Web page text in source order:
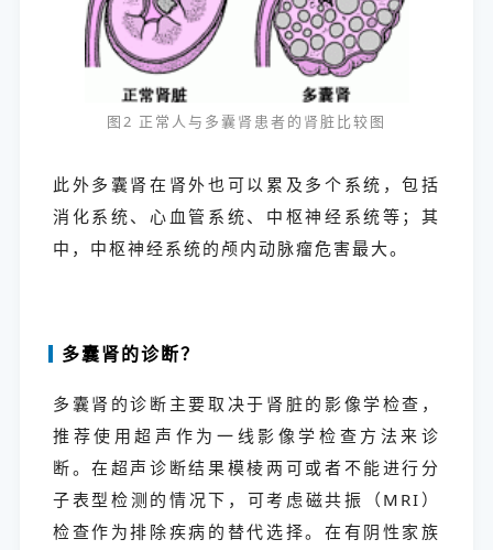
图2 正常人与多囊肾患者的肾脏比较图
此外多囊肾在肾外也可以累及多个系统，包括
消化系统、心血管系统、中枢神经系统等；其
中，中枢神经系统的颅内动脉瘤危害最大。
多囊肾的诊断？
多囊肾的诊断主要取决于肾脏的影像学检查，
推荐使用超声作为一线影像学检查方法来诊
断。在超声诊断结果模棱两可或者不能进行分
子表型检测的情况下，可考虑磁共振（MRI）
检查作为排除疾病的替代选择。在有阴性家族